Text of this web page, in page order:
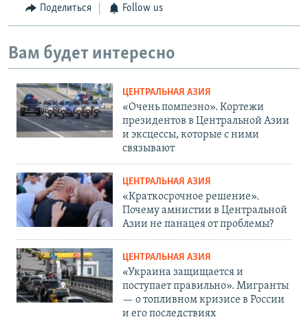
Поделиться Follow us
Вам будет интересно
ЦЕНТРАЛЬНАЯ АЗИЯ
«Очень помпезно». Кортежи
президентов в Центральной Азии
и эксцессы, которые с ними
связывают
ЦЕНТРАЛЬНАЯ АЗИЯ
«Краткосрочное решение».
Почему амнистии в Центральной
Азии не панацея от проблемы?
ЦЕНТРАЛЬНАЯ АЗИЯ
«Украина защищается и
поступает правильно». Мигранты
— о топливном кризисе в России
и его последствиях